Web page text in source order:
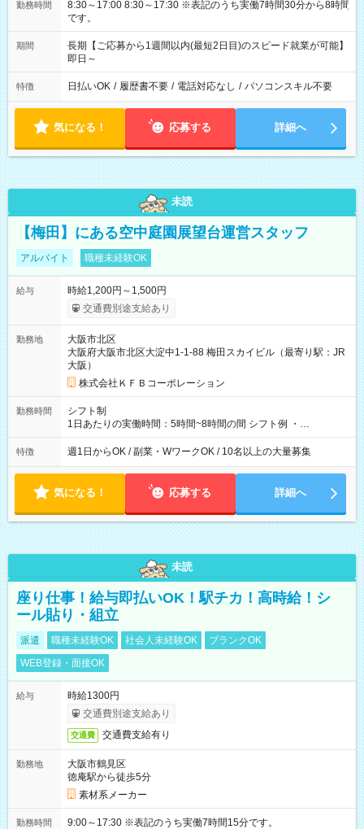
勤務時間
8:30～17:00 8:30～17:30 ※表記のうち実働7時間30分から8時間
です。
期間
長期【ご応募から1週間以内(最短2日目)のスピード就業が可能】
即日～
特徴 日払いOK / 履歴書不要 / 電話対応なし / パソコンスキル不要
気になる！ 応募する 詳細へ
未読
【梅田】にある空中庭園展望台運営スタッフ
アルバイト 職種未経験OK
給与
時給1,200円～1,500円
交通費別途支給あり
勤務地
大阪市北区
大阪府大阪市北区大淀中1-1-88 梅田スカイビル（最寄り駅：JR
大阪）
株式会社ＫＦＢコーポレーション
勤務時間
シフト制
1日あたりの実働時間：5時間~8時間の間 シフト例 ・
9:30~18:00 実働7.5時間 ・9:30~14:30 実働5時間 ・
16:00~21:30 実働5.5時間
特徴 週1日からOK / 副業・WワークOK / 10名以上の大量募集
気になる！ 応募する 詳細へ
未読
座り仕事！給与即払いOK！駅チカ！高時給！シ
ール貼り・組立
派遣 職種未経験OK 社会人未経験OK
ブランクOK
WEB登録・面接OK
給与
時給1300円
交通費別途支給あり
交通費 交通費支給有り
勤務地
大阪市鶴見区
徳庵駅から徒歩5分
素材系メーカー
勤務時間 9:00～17:30 ※表記のうち実働7時間15分です。